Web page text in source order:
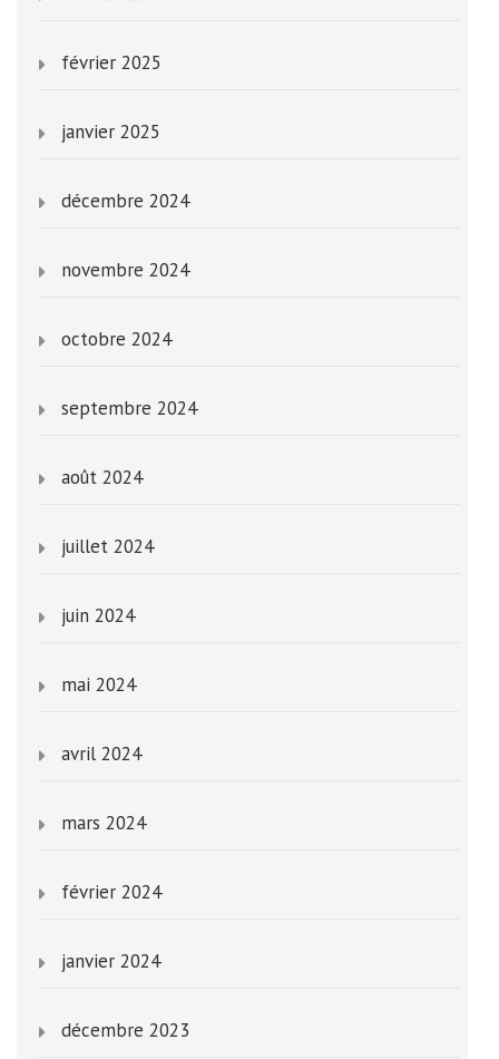
février 2025
janvier 2025
décembre 2024
novembre 2024
octobre 2024
septembre 2024
août 2024
juillet 2024
juin 2024
mai 2024
avril 2024
mars 2024
février 2024
janvier 2024
décembre 2023